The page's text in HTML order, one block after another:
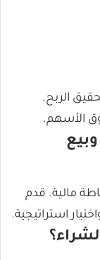
الربح.
الأسهم.
مالية. قدم
استراتيجية.